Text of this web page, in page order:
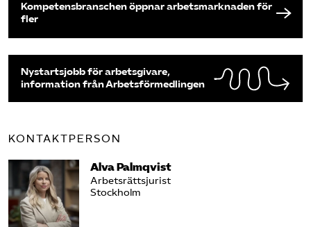
Kompetens­branschen öppnar arbetsmarknaden för
fler
Nystartsjobb för arbetsgivare,
information från Arbetsförmedlingen
KONTAKTPERSON
Alva Palmqvist
Arbetsrättsjurist
Stockholm